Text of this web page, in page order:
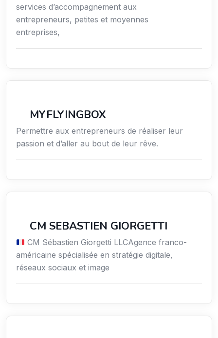
services d’accompagnement aux
entrepreneurs, petites et moyennes
entreprises,
MYFLYINGBOX
Permettre aux entrepreneurs de réaliser leur
passion et d’aller au bout de leur rêve.
CM SEBASTIEN GIORGETTI
CM Sébastien Giorgetti LLCAgence franco-
américaine spécialisée en stratégie digitale,
réseaux sociaux et image